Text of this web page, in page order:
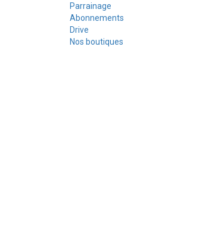
Parrainage
Abonnements
Drive
Nos boutiques